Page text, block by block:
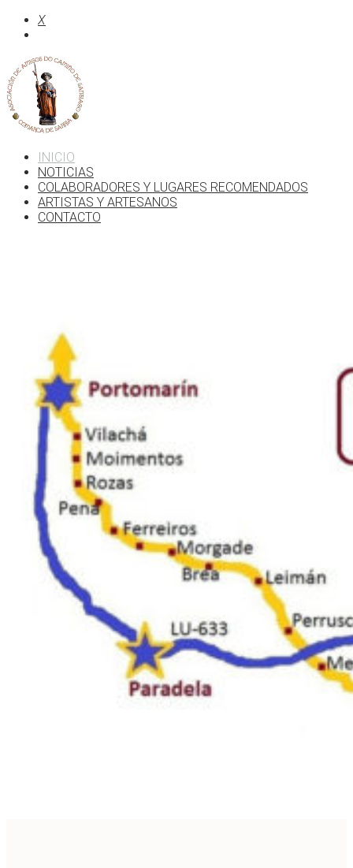
X
INICIO
NOTICIAS
COLABORADORES Y LUGARES RECOMENDADOS
ARTISTAS Y ARTESANOS
CONTACTO